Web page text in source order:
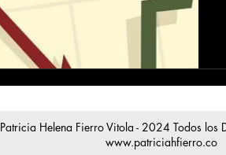
Patricia Helena Fierro Vitola - 2024 Todos los
www.patriciahfierro.co